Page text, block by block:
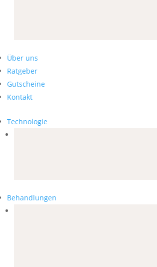
Über uns
Ratgeber
Gutscheine
Kontakt
Technologie
Behandlungen